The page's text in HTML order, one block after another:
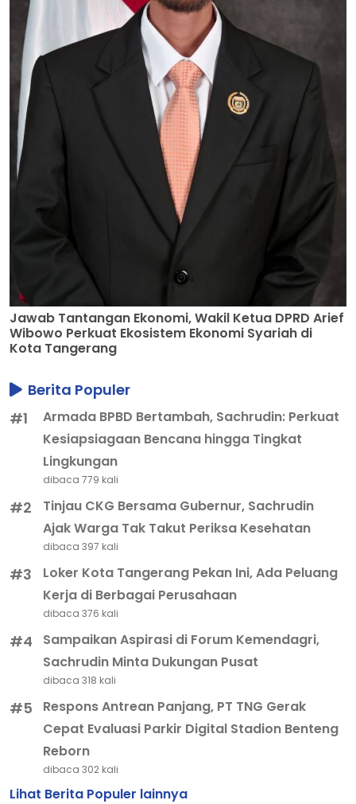
Jawab Tantangan Ekonomi, Wakil Ketua DPRD Arief
Wibowo Perkuat Ekosistem Ekonomi Syariah di
Kota Tangerang
Berita Populer
#1
Armada BPBD Bertambah, Sachrudin: Perkuat
Kesiapsiagaan Bencana hingga Tingkat
Lingkungan
dibaca 779 kali
#2
Tinjau CKG Bersama Gubernur, Sachrudin
Ajak Warga Tak Takut Periksa Kesehatan
dibaca 397 kali
#3
Loker Kota Tangerang Pekan Ini, Ada Peluang
Kerja di Berbagai Perusahaan
dibaca 376 kali
#4
Sampaikan Aspirasi di Forum Kemendagri,
Sachrudin Minta Dukungan Pusat
dibaca 318 kali
#5
Respons Antrean Panjang, PT TNG Gerak
Cepat Evaluasi Parkir Digital Stadion Benteng
Reborn
dibaca 302 kali
Lihat Berita Populer lainnya